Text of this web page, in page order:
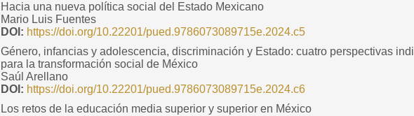
Hacia una nueva política social del Estado Mexicano
Mario Luis Fuentes
DOI: https://doi.org/10.22201/pued.9786073089715e.2024.c5
Género, infancias y adolescencia, discriminación y Estado: cuatro perspectivas
para la transformación social de México
Saúl Arellano
DOI: https://doi.org/10.22201/pued.9786073089715e.2024.c6
Los retos de la educación media superior y superior en México